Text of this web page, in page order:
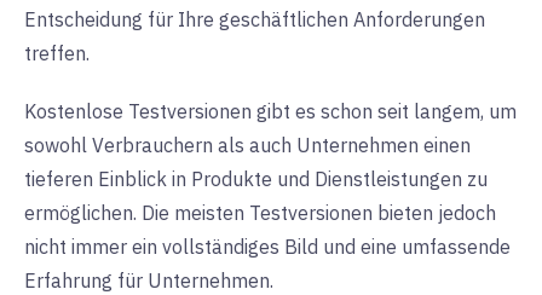
Entscheidung für Ihre geschäftlichen Anforderungen
treffen.
Kostenlose Testversionen gibt es schon seit langem, um
sowohl Verbrauchern als auch Unternehmen einen
tieferen Einblick in Produkte und Dienstleistungen zu
ermöglichen. Die meisten Testversionen bieten jedoch
nicht immer ein vollständiges Bild und eine umfassende
Erfahrung für Unternehmen.